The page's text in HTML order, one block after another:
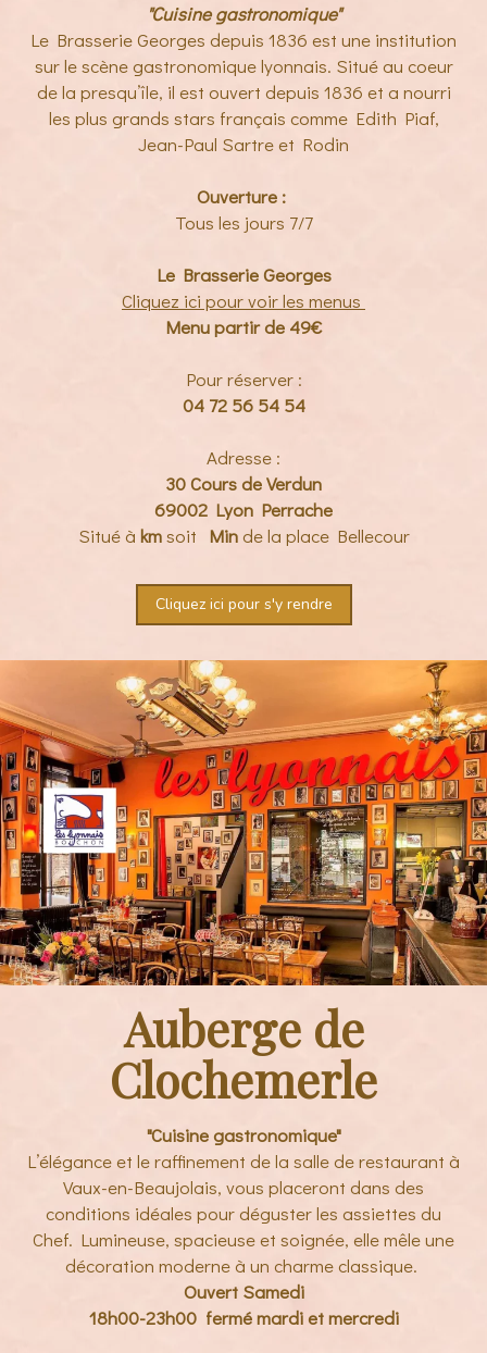
"Cuisine gastronomique"
Le Brasserie Georges depuis 1836 est une institution
sur le scène gastronomique lyonnais. Situé au coeur
de la presqu’île, il est ouvert depuis 1836 et a nourri
les plus grands stars français comme Edith Piaf,
Jean-Paul Sartre et Rodin
Ouverture :
Tous les jours 7/7
Le Brasserie Georges
Cliquez ici pour voir les menus
Menu partir de 49€
Pour réserver :
04 72 56 54 54
Adresse :
30 Cours de Verdun
69002 Lyon Perrache
Situé à kmsoit Minde la place Bellecour
Cliquez ici pour s'y rendre
Auberge de
Clochemerle
"Cuisine gastronomique"
L’élégance et le raffinement de la salle de restaurant à
Vaux-en-Beaujolais, vous placeront dans des
conditions idéales pour déguster les assiettes du
Chef. Lumineuse, spacieuse et soignée, elle mêle une
décoration moderne à un charme classique.
Ouvert Samedi
18h00-23h00 fermé mardi et mercredi